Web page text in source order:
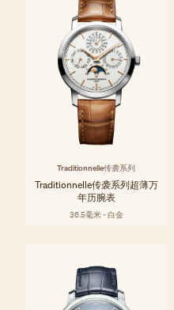
Traditionnelle传袭系列
Traditionnelle传袭系列超薄万
年历腕表
36.5毫米 - 白金